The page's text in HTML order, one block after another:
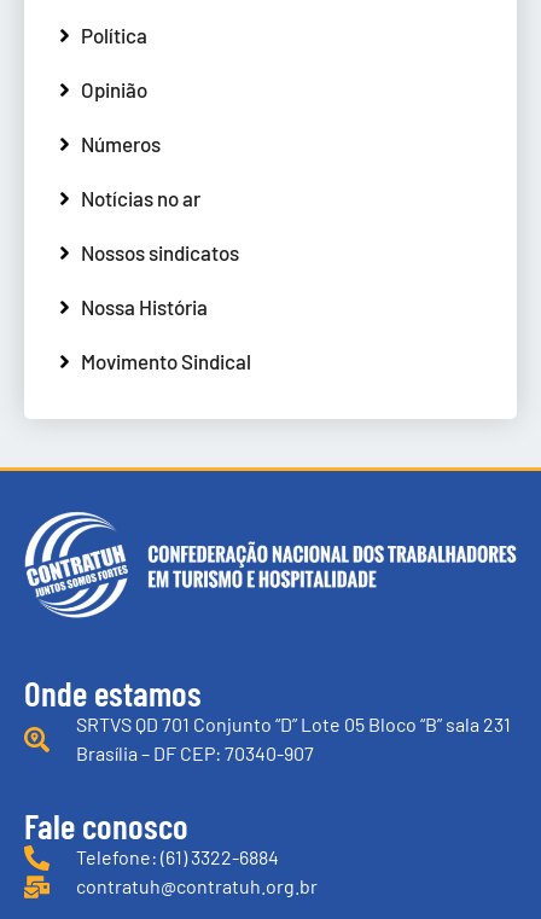
Política
Opinião
Números
Notícias no ar
Nossos sindicatos
Nossa História
Movimento Sindical
Onde estamos
SRTVS QD 701 Conjunto “D” Lote 05 Bloco “B” sala 231
Brasília – DF CEP: 70340-907
Fale conosco
Telefone: (61) 3322-6884
contratuh@contratuh.org.br